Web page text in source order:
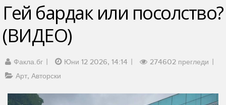
Гей бардак или посолство?
(ВИДЕО)
Факла.бг Юни 12 2026, 14:14
274602 прегледи
Арт Авторски